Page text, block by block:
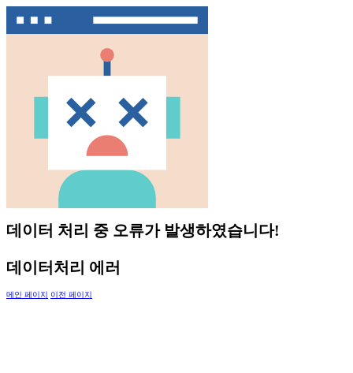
데이터 처리 중 오류가 발생하였습니다!
데이터처리 에러
메인 페이지 이전 페이지